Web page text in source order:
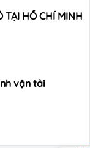
TẠI HỒ CHÍ MINH
vận tải